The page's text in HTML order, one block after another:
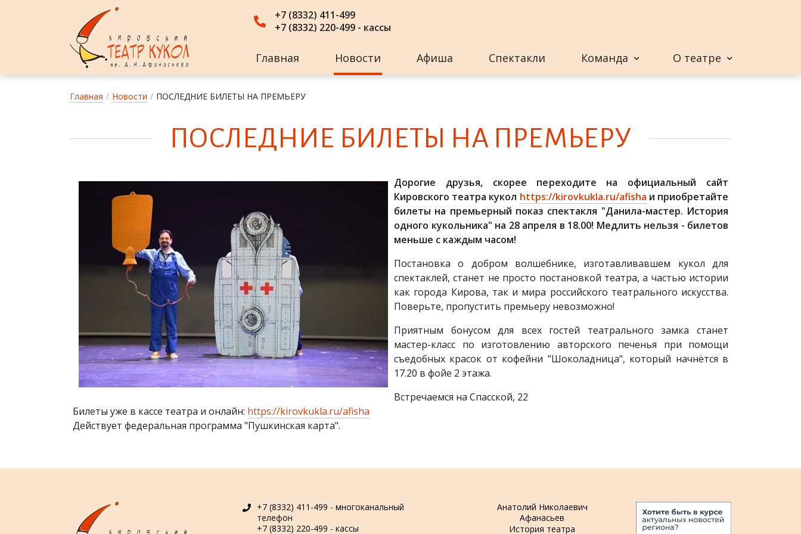
+7 (8332) 411-499
+7 (8332) 220-499 - кассы
Главная Новости Афиша Спектакли Команда О театре
Главная / Новости / ПОСЛЕДНИЕ БИЛЕТЫ НА ПРЕМЬЕРУ
ПОС­ЛЕДНИЕ БИ­ЛЕ­ТЫ НА ПРЕМЬ­Е­РУ
Дорогие друзья, скорее переходите на официальный сайт
Кировского театра кукол https://kirovkukla.ru/afisha и приобретайте
билеты на премьерный показ спектакля "Данила-мастер. История
одного кукольника" на 28 апреля в 18.00! Медлить нельзя - билетов
меньше с каждым часом!
Постановка о добром волшебнике, изготавливавшем кукол для
спектаклей, станет не просто постановкой театра, а частью истории
как города Кирова, так и мира российского театрального искусства.
Поверьте, пропустить премьеру невозможно!
Приятным бонусом для всех гостей театрального замка станет
мастер-класс по изготовлению авторского печенья при помощи
съедобных красок от кофейни "Шоколадница", который начнётся в
17.20 в фойе 2 этажа.
Встречаемся на Спасской, 22
Билеты уже в кассе театра и онлайн: https://kirovkukla.ru/afisha
Действует федеральная программа "Пушкинская карта".
+7 (8332) 411-499 - многоканальный
телефон
+7 (8332) 220-499 - кассы
Анатолий Николаевич
Афанасьев
История театра